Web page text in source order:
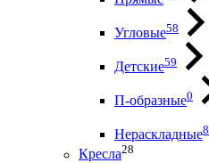
Угловые58
Детские59
П-образные0
Нераскладные8
Кресла28